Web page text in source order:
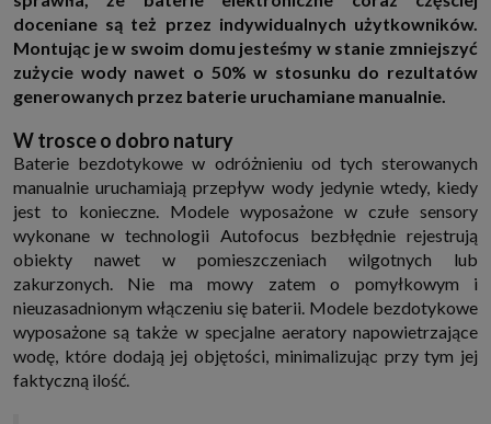
Jeżeli wyrazisz zgodę, o którą wyżej prosimy, administratorami Twoich
danych osobowych będą także nasi Zaufani Partnerzy. Listę Zaufanych
Partnerów możesz sprawdzić w każdym momencie na stronie naszej
polityki prywatności
i tam też zmodyfikować lub cofnąć swoje zgody.
Twoje dane przetwarzamy w następujących celach:
1. Jeśli zawieramy z Tobą umowę o realizację danej usługi (np. usługi
zapewniającej Ci możliwość zapoznania się z jednym z naszych serwisów
w oparciu o treść regulaminu tego serwisu), to możemy przetwarzać
Twoje dane w zakresie niezbędnym do realizacji tej umowy.
2. Zapewnianie bezpieczeństwa usługi (np. sprawdzenie, czy do Twojego
konta nie loguje się nieuprawniona osoba), dokonanie pomiarów
statystycznych, ulepszanie naszych usług i dopasowanie ich do potrzeb i
wygody użytkowników (np. personalizowanie treści w usługach), jak
również prowadzenie marketingu i promocji własnych usług (np. jeśli
interesujesz się motoryzacją i oglądasz artykuły w biznesistyl.pl lub na
innych stronach internetowych, to możemy Ci wyświetlić reklamę
dotyczącą artykułu w serwisie biznesistyl.pl/automoto. Takie
przetwarzanie danych to realizacja naszych prawnie uzasadnionych
interesów.
doceniane są też przez indywidualnych użytkowników.
Montując je w swoim domu jesteśmy w stanie zmniejszyć
zużycie wody nawet o 50% w stosunku do rezultatów
generowanych przez baterie uruchamiane manualnie.
W trosce o dobro natury
Baterie bezdotykowe w odróżnieniu od tych sterowanych
manualnie uruchamiają przepływ wody jedynie wtedy, kiedy
jest to konieczne. Modele wyposażone w czułe sensory
wykonane w technologii Autofocus bezbłędnie rejestrują
obiekty nawet w pomieszczeniach wilgotnych lub
zakurzonych. Nie ma mowy zatem o pomyłkowym i
nieuzasadnionym włączeniu się baterii. Modele bezdotykowe
wyposażone są także w specjalne aeratory napowietrzające
wodę, które dodają jej objętości, minimalizując przy tym jej
faktyczną ilość.